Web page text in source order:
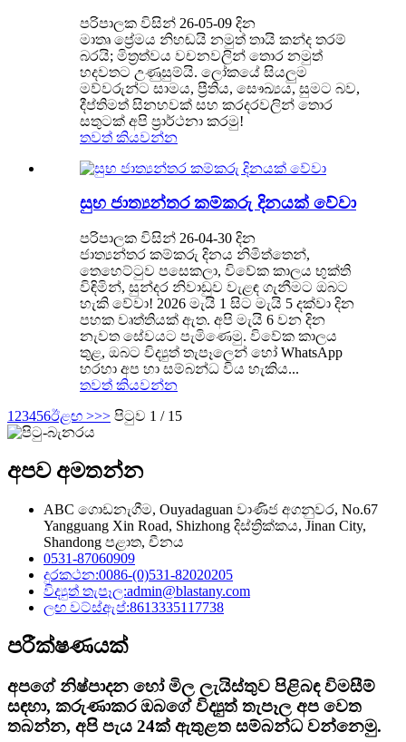
පරිපාලක විසින් 26-05-09 දින
මාතෘ ප්‍රේමය නිහඬයි නමුත් තායි කන්ද තරම්
බරයි; මිත්‍රත්වය වචනවලින් තොර නමුත්
හදවතට උණුසුම්යි. ලෝකයේ සියලුම
මව්වරුන්ට සාමය, ප්‍රීතිය, සෞඛ්‍යය, සුමට බව,
දීප්තිමත් සිනහවක් සහ කරදරවලින් තොර
සතුටක් අපි ප්‍රාර්ථනා කරමු!
තවත් කියවන්න
සුභ ජාත්‍යන්තර කම්කරු දිනයක් වේවා
පරිපාලක විසින් 26-04-30 දින
ජාත්‍යන්තර කම්කරු දිනය නිමිත්තෙන්,
තෙහෙට්ටුව පසෙකලා, විවේක කාලය භුක්ති
විඳිමින්, සුන්දර නිවාඩුව වැළඳ ගැනීමට ඔබට
හැකි වේවා! 2026 මැයි 1 සිට මැයි 5 දක්වා දින
පහක වෘත්තියක් ඇත. අපි මැයි 6 වන දින
නැවත සේවයට පැමිණෙමු. විවේක කාලය
තුළ, ඔබට විද්‍යුත් තැපෑලෙන් හෝ WhatsApp
හරහා අප හා සම්බන්ධ විය හැකිය...
තවත් කියවන්න
1 23456ඊළඟ >>> පිටුව 1 / 15
අපව අමතන්න
ABC ගොඩනැගීම, Ouyadaguan වාණිජ අගනුවර, No.67
Yangguang Xin Road, Shizhong දිස්ත්‍රික්කය, Jinan City,
Shandong පළාත, චීනය
0531-87060909
දුරකථන:0086-(0)531-82020205
විද්‍යුත් තැපෑල:admin@blastany.com
ලඟ වට්ස්ඇප්:8613335117738
පරීක්ෂණයක්
අපගේ නිෂ්පාදන හෝ මිල ලැයිස්තුව පිළිබඳ විමසීම්
සඳහා, කරුණාකර ඔබගේ විද්‍යුත් තැපෑල අප වෙත
තබන්න, අපි පැය 24ක් ඇතුළත සම්බන්ධ වන්නෙමු.